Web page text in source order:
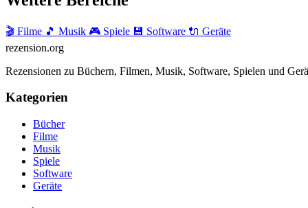
🎬 Filme 🎵 Musik 🎮 Spiele 💾 Software 🔌 Geräte
rezension.org
Rezensionen zu Büchern, Filmen, Musik, Software, Spielen und
Kategorien
Bücher
Filme
Musik
Spiele
Software
Geräte